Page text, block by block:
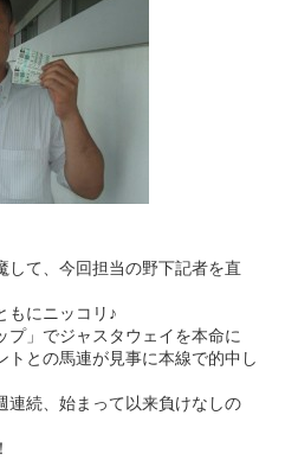
して、今回担当の野下記者を直
もにニッコリ♪
プ」でジャスタウェイを本命に
トとの馬連が見事に本線で的中し
連続、始まって以来負けなしの